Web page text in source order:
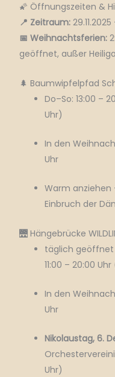
🌠 Öffnungszeiten &
📍 Zeitraum:29.11.2025
📅 Weihnachtsferien:
geöffnet, außer
🌲 Baumwipfelpfad
Do–So: 13:00 –
Uhr)
In den
Uhr
Warm
Einbruch der
🌉 Hängebrücke
täglich geöffnet
11:00 – 20:00
In den
Uhr
Nikolaustag, 6.
Uhr)